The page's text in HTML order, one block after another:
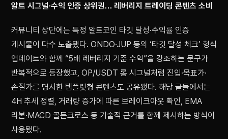
알트 시그널·수익 인증 상위권… 레버리지 트레이딩 콘텐츠 소비
커뮤니티 상단에는 특정 알트코인 타깃 달성·수익률 인증
게시물이 다수 노출됐다. ONDO·JUP 등의 ‘타깃 달성 체크’ 형식
업데이트와 함께 “5배 레버리지 기준 수익”을 강조하는 문구가
반복적으로 등장했고, OP/USDT 롱 시그널처럼 진입·목표가·
손절가를 명시한 템플릿형 콘텐츠도 공유됐다. 해당 글들에서는
4H 추세 정렬, 거래량 증가에 따른 브레이크아웃 확인, EMA
리본·MACD 골든크로스 등 기술적 근거를 함께 제시하는 방식이
사용됐다.